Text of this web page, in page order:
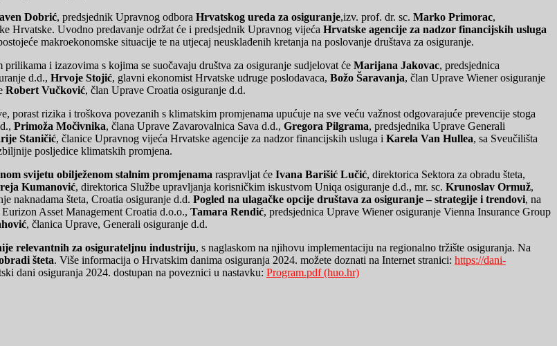
Dobrić, predsjednik Upravnog odbora Hrvatskog ureda za osiguranje,izv. prof. dr. sc. Marko Primorac,
Hrvatske. Uvodno predavanje održat će i predsjednik Upravnog vijeća Hrvatske agencije za nadzor financijskih usluga
makroekonomske situacije te na utjecaj neusklađenih kretanja na poslovanje društava za osiguranje.
i izazovima s kojima se suočavaju društva za osiguranje sudjelovat će Marijana Jakovac, predsjednica
d.d., Hrvoje Stojić, glavni ekonomist Hrvatske udruge poslodavaca, Božo Šaravanja, član Uprave Wiener osiguranje
Robert Vučković, član Uprave Croatia osiguranje d.d.
rizika i troškova povezanih s klimatskim promjenama upućuje na sve veću važnost odgovarajuće prevencije stoga
Primoža Močivnika, člana Uprave Zavarovalnica Sava d.d., Gregora Pilgrama, predsjednika Uprave Generali
Staničić, članice Upravnog vijeća Hrvatske agencije za nadzor financijskih usluga i Karela Van Hullea, sa Sveučilišta
posljedice klimatskih promjena.
svijetu obilježenom stalnim promjenama raspravljat će Ivana Barišić Lučić, direktorica Sektora za obradu šteta,
Kumanović, direktorica Službe upravljanja korisničkim iskustvom Uniqa osiguranje d.d., mr. sc. Krunoslav Ormuž,
naknadama šteta, Croatia osiguranje d.d. Pogled na ulagačke opcije društava za osiguranje – strategije i trendovi, na
Asset Management Croatia d.o.o., Tamara Rendić, predsjednica Uprave Wiener osiguranje Vienna Insurance Group
, članica Uprave, Generali osiguranje d.d.
relevantnih za osigurateljnu industriju, s naglaskom na njihovu implementaciju na regionalno tržište osiguranja. Na
šteta. Više informacija o Hrvatskim danima osiguranja 2024. možete doznati na Internet stranici: https://dani-
dani osiguranja 2024. dostupan na poveznici u nastavku: Program.pdf (huo.hr)